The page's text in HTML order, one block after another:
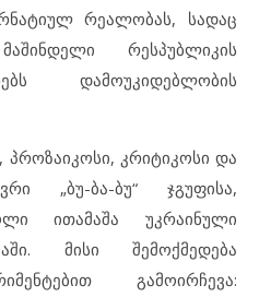
რეალობას, სადაც
რესპუბლიკის
დამოუკიდებლობის
პროზაიკოსი, კრიტიკოსი და
„ბუ-ბა-ბუ“ ჯგუფისა,
ითამაშა უკრაინული
მისი შემოქმედება
გამოირჩევა: